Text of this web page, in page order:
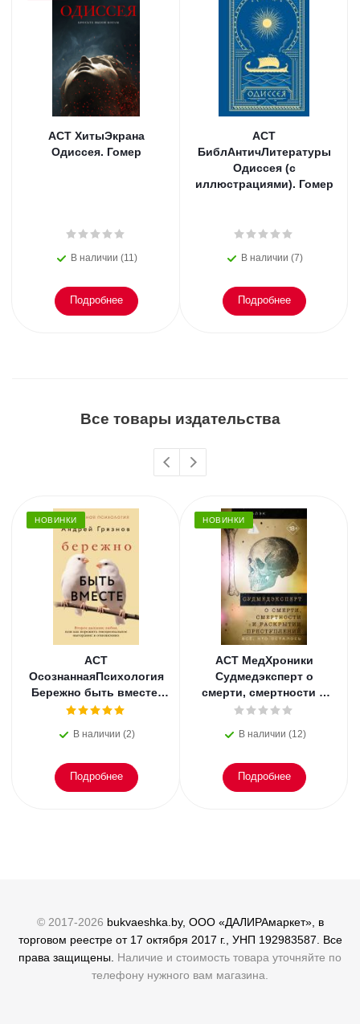
АСТ ХитыЭкрана
Одиссея. Гомер
В наличии (11)
Подробнее
АСТ
БиблАнтичЛитературы
Одиссея (с
иллюстрациями). Гомер
В наличии (7)
Подробнее
Все товары издательства
НОВИНКИ
АСТ
ОсознаннаяПсихология
Бережно быть вместе.
Второе дыхание любви,
эмоциональное
В наличии (2)
Подробнее
НОВИНКИ
АСТ МедХроники
Судмедэксперт о
смерти, смертности и
раскрытии
осталось. Блэк
В наличии (12)
Подробнее
© 2017-2026 bukvaeshka.by, ООО «ДАЛИРАмаркет», в
торговом реестре от 17 октября 2017 г., УНП 192983587. Все
права защищены. Наличие и стоимость товара уточняйте по
телефону нужного вам магазина.